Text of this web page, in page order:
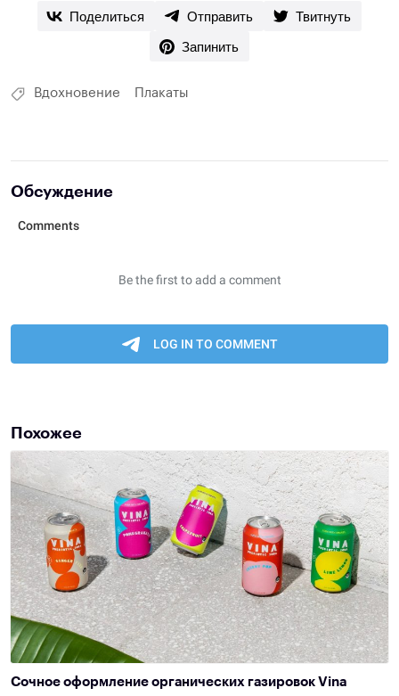
Поделиться Отправить
Твитнуть
Запинить
Вдохновение Плакаты
Обсуждение
Похожее
Cочное оформление органических газировок Vina